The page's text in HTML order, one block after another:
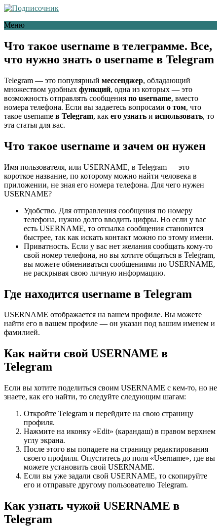
Меню
Что такое username в телеграмме. Все,
что нужно знать о username в Telegram
Telegram — это популярный мессенджер, обладающий
множеством удобных функций, одна из которых — это
возможность отправлять сообщения по username, вместо
номера телефона. Если вы задаетесь вопросами о том, что
такое username в Telegram, как его узнать и использовать, то
эта статья для вас.
Что такое username и зачем он нужен
Имя пользователя, или USERNAME, в Telegram — это
короткое название, по которому можно найти человека в
приложении, не зная его номера телефона. Для чего нужен
USERNAME?
Удобство. Для отправления сообщения по номеру
телефона, нужно долго вводить цифры. Но если у вас
есть USERNAME, то отсылка сообщения становится
быстрее, так как искать контакт можно по этому имени.
Приватность. Если у вас нет желания сообщать кому-то
свой номер телефона, но вы хотите общаться в Telegram,
вы можете обмениваться сообщениями по USERNAME,
не раскрывая свою личную информацию.
Где находится username в Telegram
USERNAME отображается на вашем профиле. Вы можете
найти его в вашем профиле — он указан под вашим именем и
фамилией.
Как найти свой USERNAME в
Telegram
Если вы хотите поделиться своим USERNAME с кем-то, но не
знаете, как его найти, то следуйте следующим шагам:
Откройте Telegram и перейдите на свою страницу
профиля.
Нажмите на иконку «Edit» (карандаш) в правом верхнем
углу экрана.
После этого вы попадете на страницу редактирования
своего профиля. Опуститесь до поля «Username», где вы
можете установить свой USERNAME.
Если вы уже задали свой USERNAME, то скопируйте
его и отправьте другому пользователю Telegram.
Как узнать чужой USERNAME в
Telegram